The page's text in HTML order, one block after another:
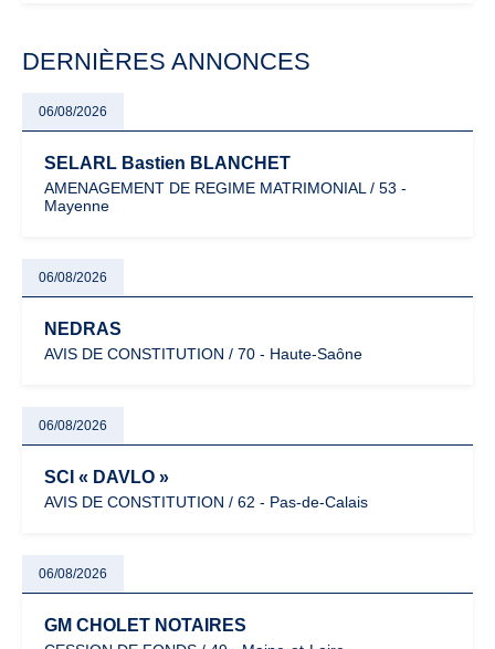
DERNIÈRES ANNONCES
06/08/2026
SELARL Bastien BLANCHET
AMENAGEMENT DE REGIME MATRIMONIAL / 53 -
Mayenne
06/08/2026
NEDRAS
AVIS DE CONSTITUTION / 70 - Haute-Saône
06/08/2026
SCI « DAVLO »
AVIS DE CONSTITUTION / 62 - Pas-de-Calais
06/08/2026
GM CHOLET NOTAIRES